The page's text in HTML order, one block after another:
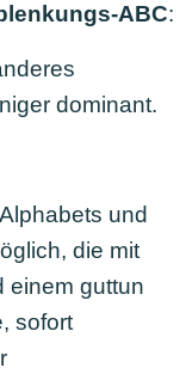
ABC:
dominant.
und
die mit
einem guttun
sofort